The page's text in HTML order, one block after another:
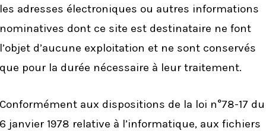
adresses électroniques ou autres informations
dont ce site est destinataire ne font
d’aucune exploitation et ne sont conservés
pour la durée nécessaire à leur traitement.
aux dispositions de la loi n°78-17 du
janvier 1978 relative à l’informatique, aux fichiers